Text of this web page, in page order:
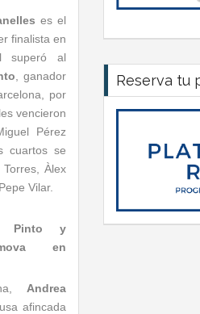
es el
finalista en
superó al
, ganador
por
vencieron
Pérez
cuartos se
Àlex
Vilar.
Pinto y
en
Andrea
afincada
Reserva tu